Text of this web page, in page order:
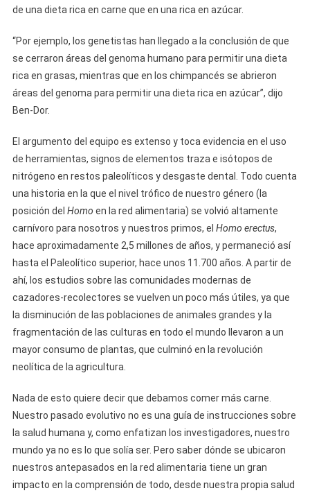
de una dieta rica en carne que en una rica en azúcar.
“Por ejemplo, los genetistas han llegado a la conclusión de que
se cerraron áreas del genoma humano para permitir una dieta
rica en grasas, mientras que en los chimpancés se abrieron
áreas del genoma para permitir una dieta rica en azúcar”, dijo
Ben-Dor.
El argumento del equipo es extenso y toca evidencia en el uso
de herramientas, signos de elementos traza e isótopos de
nitrógeno en restos paleolíticos y desgaste dental. Todo cuenta
una historia en la que el nivel trófico de nuestro género (la
posición del Homo en la red alimentaria) se volvió altamente
carnívoro para nosotros y nuestros primos, el Homo erectus,
hace aproximadamente 2,5 millones de años, y permaneció así
hasta el Paleolítico superior, hace unos 11.700 años. A partir de
ahí, los estudios sobre las comunidades modernas de
cazadores-recolectores se vuelven un poco más útiles, ya que
la disminución de las poblaciones de animales grandes y la
fragmentación de las culturas en todo el mundo llevaron a un
mayor consumo de plantas, que culminó en la revolución
neolítica de la agricultura.
Nada de esto quiere decir que debamos comer más carne.
Nuestro pasado evolutivo no es una guía de instrucciones sobre
la salud humana y, como enfatizan los investigadores, nuestro
mundo ya no es lo que solía ser. Pero saber dónde se ubicaron
nuestros antepasados en la red alimentaria tiene un gran
impacto en la comprensión de todo, desde nuestra propia salud